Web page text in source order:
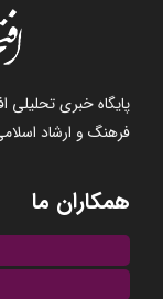
پایگاه خبری تحلیلی
فرهنگ و ارشاد اسلامی
همکاران ما